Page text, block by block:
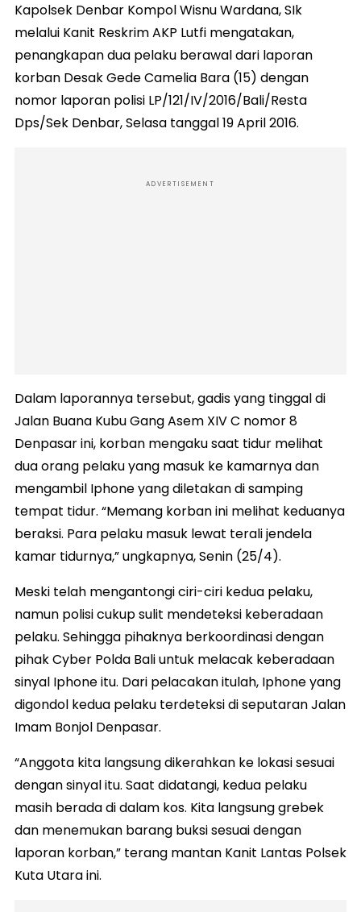
Kapolsek Denbar Kompol Wisnu Wardana, SIk
melalui Kanit Reskrim AKP Lutfi mengatakan,
penangkapan dua pelaku berawal dari laporan
korban Desak Gede Camelia Bara (15) dengan
nomor laporan polisi LP/121/IV/2016/Bali/Resta
Dps/Sek Denbar, Selasa tanggal 19 April 2016.
ADVERTISEMENT
Dalam laporannya tersebut, gadis yang tinggal di
Jalan Buana Kubu Gang Asem XIV C nomor 8
Denpasar ini, korban mengaku saat tidur melihat
dua orang pelaku yang masuk ke kamarnya dan
mengambil Iphone yang diletakan di samping
tempat tidur. “Memang korban ini melihat keduanya
beraksi. Para pelaku masuk lewat terali jendela
kamar tidurnya,” ungkapnya, Senin (25/4).
Meski telah mengantongi ciri-ciri kedua pelaku,
namun polisi cukup sulit mendeteksi keberadaan
pelaku. Sehingga pihaknya berkoordinasi dengan
pihak Cyber Polda Bali untuk melacak keberadaan
sinyal Iphone itu. Dari pelacakan itulah, Iphone yang
digondol kedua pelaku terdeteksi di seputaran Jalan
Imam Bonjol Denpasar.
“Anggota kita langsung dikerahkan ke lokasi sesuai
dengan sinyal itu. Saat didatangi, kedua pelaku
masih berada di dalam kos. Kita langsung grebek
dan menemukan barang buksi sesuai dengan
laporan korban,” terang mantan Kanit Lantas Polsek
Kuta Utara ini.